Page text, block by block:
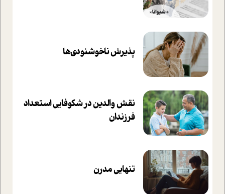
پذیرش ناخوشنودی‌ها
نقش والدین در شکوفا‌یی ا‌ستعداد
فرزندان‌
تنهایی مدرن